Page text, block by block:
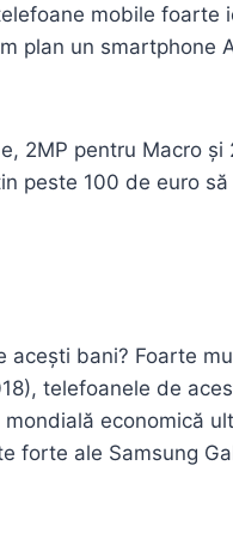
mobile foarte
plan un smartphone
2MP pentru Macro
peste 100 de euro
bani? Foarte
telefoanele de
economică
forte ale Samsung